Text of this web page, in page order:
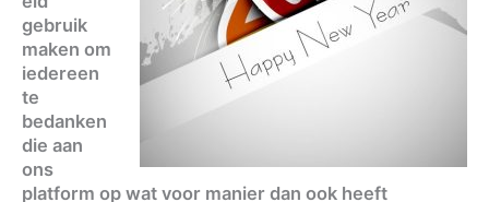
gebruik
maken om
iedereen
te
bedanken
die aan
ons
platform op wat voor manier dan ook heeft